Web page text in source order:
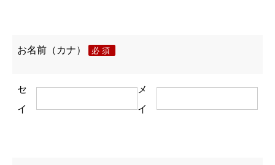
お名前（カナ） 必須
セ
イ
メ
イ